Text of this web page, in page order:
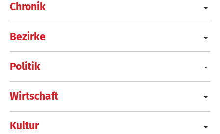
Chronik
Bezirke
Politik
Wirtschaft
Kultur